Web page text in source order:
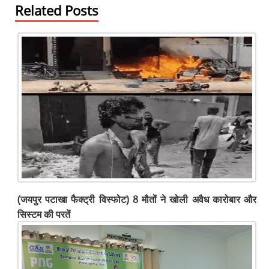
Related Posts
(जयपुर पटाखा फैक्ट्री विस्फोट) 8 मौतों ने खोली अवैध कारोबार और
सिस्टम की परतें